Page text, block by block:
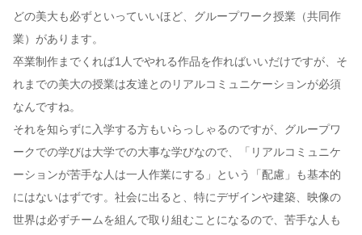
どの美大も必ずといっていいほど、グループワーク授業（共同作
業）があります。
卒業制作までくれば1人でやれる作品を作ればいいだけですが、そ
れまでの美大の授業は友達とのリアルコミュニケーションが必須
なんですね。
それを知らずに入学する方もいらっしゃるのですが、グループワ
ークでの学びは大学での大事な学びなので、「リアルコミュニケ
ーションが苦手な人は一人作業にする」という「配慮」も基本的
にはないはずです。社会に出ると、特にデザインや建築、映像の
世界は必ずチームを組んで取り組むことになるので、苦手な人も